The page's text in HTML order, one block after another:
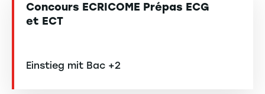
Concours ECRICOME Prépas ECG
et ECT
Einstieg mit Bac +2